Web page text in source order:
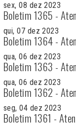
sex, 08 dez 2023
Boletim 1365 -
qui, 07 dez 2023
Boletim 1364 -
qua, 06 dez 2023
Boletim 1363 -
qua, 06 dez 2023
Boletim 1362 -
seg, 04 dez 2023
Boletim 1361 -